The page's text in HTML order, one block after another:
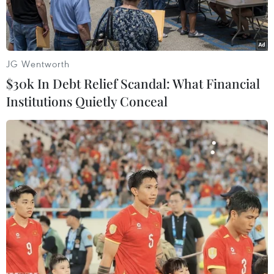
23 năm qua.
Máy bay MiG-31K mang theo tên lửa siêu vượt âm Kinzhal của
Nga. (Nguồn: Ukrinform)
Theo phóng viên TTXVN tại Moskva, Tổng giám
đốc Công ty xuất nhập khẩu sản phẩm, công
JG Wentworth
$30k In Debt Relief Scandal: What Financial
Institutions Quietly Conceal